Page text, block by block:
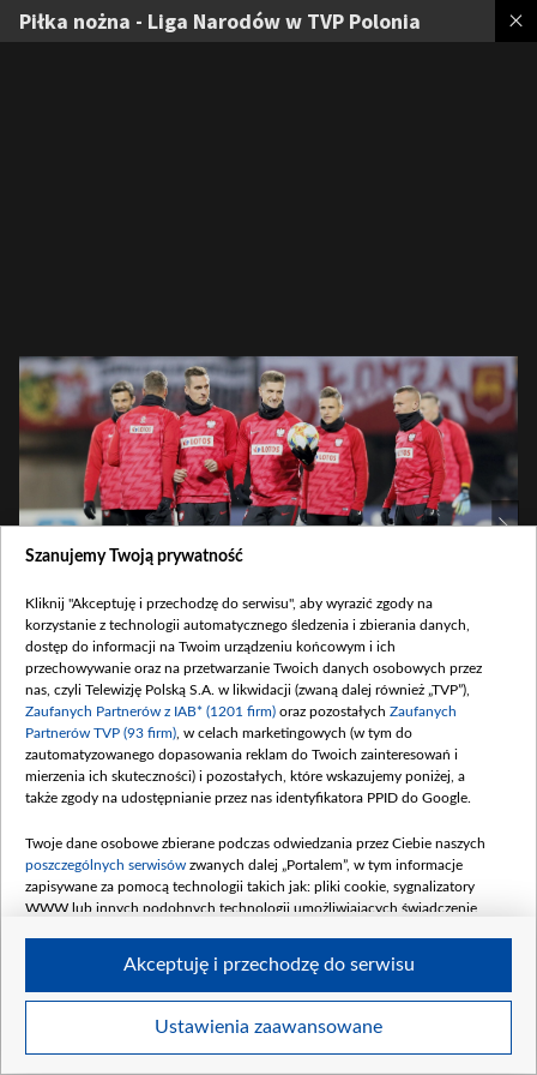
Piłka nożna - Liga Narodów w TVP Polonia
Wielkimi krokami zbliżamy się do pierwszych w tym roku meczów piłkarskiej
reprezentacji Polski. (fot.PAP/Leszek Szymański)
1
Szczegóły
Szanujemy Twoją prywatność
Kliknij "Akceptuję i przechodzę do serwisu", aby wyrazić zgody na
korzystanie z technologii automatycznego śledzenia i zbierania danych,
dostęp do informacji na Twoim urządzeniu końcowym i ich
przechowywanie oraz na przetwarzanie Twoich danych osobowych przez
nas, czyli Telewizję Polską S.A. w likwidacji (zwaną dalej również „TVP”),
Zaufanych Partnerów z IAB* (1201 firm) oraz pozostałych Zaufanych
Partnerów TVP (93 firm) , w celach marketingowych (w tym do
zautomatyzowanego dopasowania reklam do Twoich zainteresowań i
mierzenia ich skuteczności) i pozostałych, które wskazujemy poniżej, a
także zgody na udostępnianie przez nas identyfikatora PPID do Google.
Twoje dane osobowe zbierane podczas odwiedzania przez Ciebie naszych
poszczególnych serwisów zwanych dalej „Portalem”, w tym informacje
zapisywane za pomocą technologii takich jak: pliki cookie, sygnalizatory
WWW lub innych podobnych technologii umożliwiających świadczenie
Twoje dane osobowe zbierane podczas odwiedzania przez Ciebie
Ustawienia zaawansowane
Akceptuję i przechodzę do serwisu